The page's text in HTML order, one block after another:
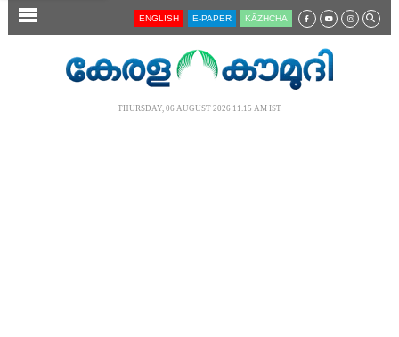
SECTIONS ENGLISH E-PAPER KĀZHCHA
THURSDAY, 06 AUGUST 2026 11.15 AM IST